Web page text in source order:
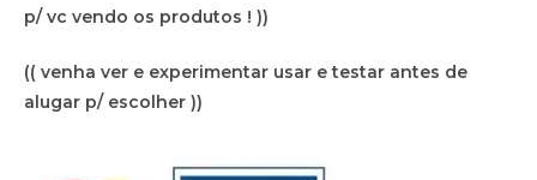
p/ vc vendo os produtos ! ))
(( venha ver e experimentar usar e testar antes de
alugar p/ escolher ))